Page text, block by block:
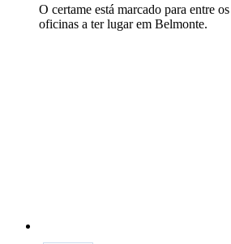
O certame está marcado para entre
oficinas a ter lugar em Belmonte.